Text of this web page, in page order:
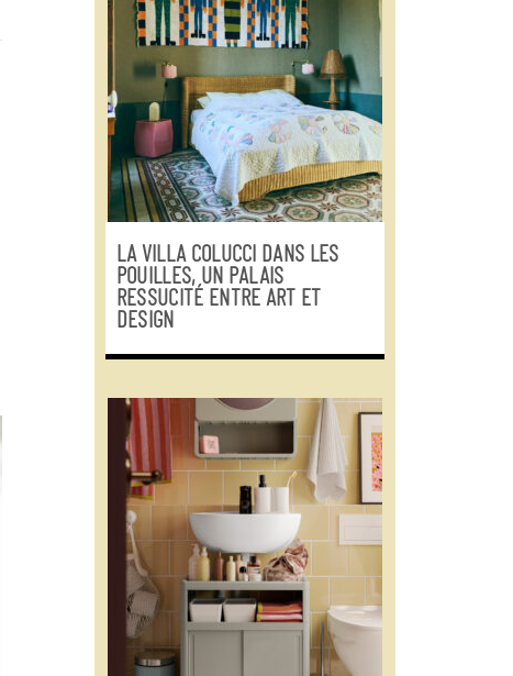
LA VILLA COLUCCI DANS LES
POUILLES, UN PALAIS
RESSUCITÉ ENTRE ART ET
DESIGN